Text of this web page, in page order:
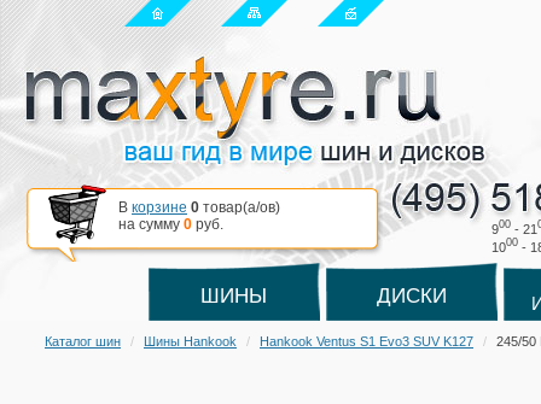
900 - 21
1000 -
В корзине 0 товар(a/ов)
на сумму 0 руб.
ШИНЫ ДИСКИ
Каталог шин Шины Hankook Hankook Ventus S1 Evo3 SUV K127 245/50